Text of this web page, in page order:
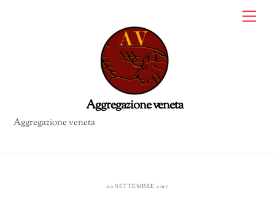
Aggregazione veneta
20 SETTEMBRE 2017